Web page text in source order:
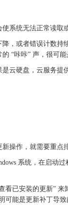
系统无法正常读取
，或者错误计数持
的 “咔咔” 声，很可
云硬盘，云服务提
操作，就需要重点
系统，在启动
看已安装的更新”
可能是更新补丁导